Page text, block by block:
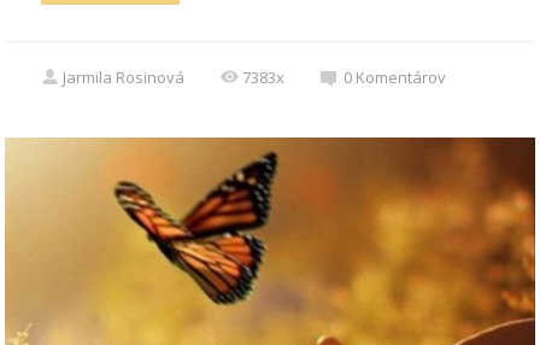
Jarmila Rosinová 7383x 0 Komentárov